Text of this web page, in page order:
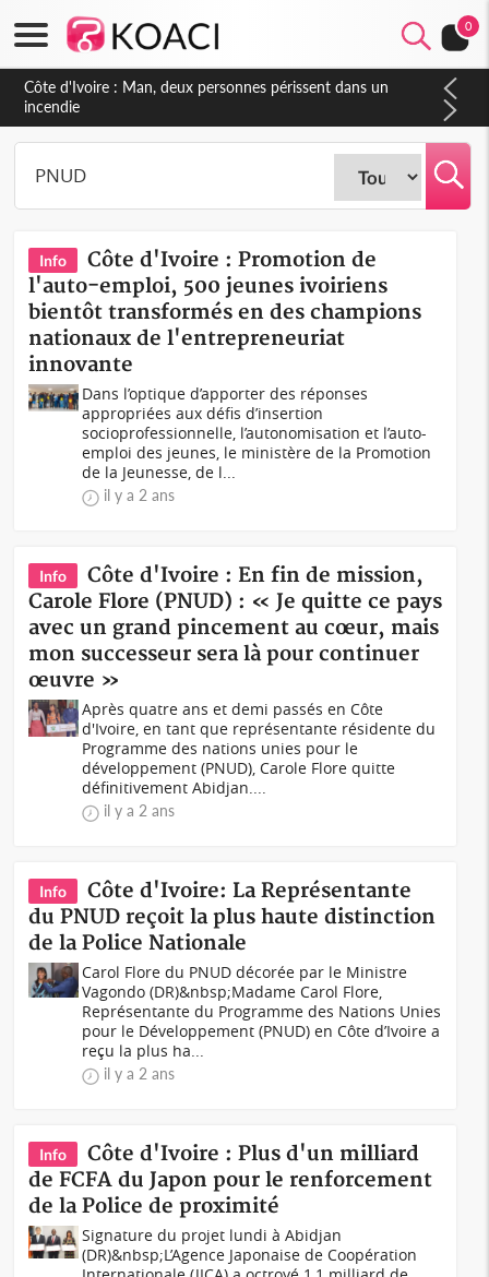
0
Côte d'Ivoire : Séileu, la célébration de la fête nationale
transformée en vaste campagne contre les produits
dépigmentants dangereux
Info
Côte d'Ivoire : Promotion de
l'auto-emploi, 500 jeunes ivoiriens
bientôt transformés en des champions
nationaux de l'entrepreneuriat
innovante
Dans l’optique d’apporter des réponses
appropriées aux défis d’insertion
socioprofessionnelle, l’autonomisation et l’auto-
emploi des jeunes, le ministère de la Promotion
de la Jeunesse, de l...
il y a 2 ans
Info
Côte d'Ivoire : En fin de mission,
Carole Flore (PNUD) : « Je quitte ce pays
avec un grand pincement au cœur, mais
mon successeur sera là pour continuer
œuvre »
Après quatre ans et demi passés en Côte
d'Ivoire, en tant que représentante résidente du
Programme des nations unies pour le
développement (PNUD), Carole Flore quitte
définitivement Abidjan....
il y a 2 ans
Info
Côte d'Ivoire: La Représentante
du PNUD reçoit la plus haute distinction
de la Police Nationale
Carol Flore du PNUD décorée par le Ministre
Vagondo (DR)&nbsp;Madame Carol Flore,
Représentante du Programme des Nations Unies
pour le Développement (PNUD) en Côte d’Ivoire a
reçu la plus ha...
il y a 2 ans
Info
Côte d'Ivoire : Plus d'un milliard
de FCFA du Japon pour le renforcement
de la Police de proximité
Signature du projet lundi à Abidjan
(DR)&nbsp;L’Agence Japonaise de Coopération